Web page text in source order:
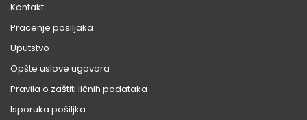
Kontakt
Pracenje posiljaka
Uputstvo
Opšte uslove ugovora
Pravila o zaštiti ličnih podataka
Isporuka pošiljka